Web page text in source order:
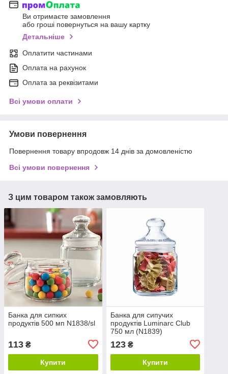
Ви отримаєте замовлення
або гроші повернуться на вашу картку
Детальніше
Оплатити частинами
Оплата на рахунок
Оплата за реквізитами
Всі умови оплати
Умови повернення
Повернення товару впродовж 14 днів за домовленістю
Всі умови повернення
З цим товаром також замовляють
Банка для сипких
продуктів 500 мп N1838/sl
113 ₴
Купити
Банка для сипучих
продуктів Luminarc Club
750 мл (N1839)
123₴
Купити